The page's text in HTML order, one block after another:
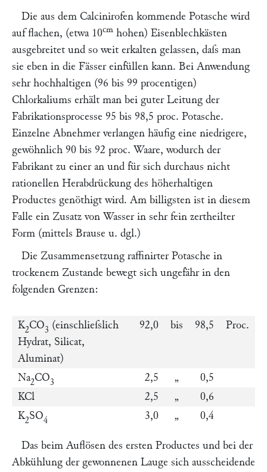
Die aus dem Calcinirofen kommende Potasche wird
auf flachen, (etwa 10cm hohen) Eisenblechkästen
ausgebreitet und so weit erkalten gelassen, daſs man
sie eben in die Fässer einfüllen kann. Bei Anwendung
sehr hochhaltigen (96 bis 99 procentigen)
Chlorkaliums erhält man bei guter Leitung der
Fabrikationsprocesse 95 bis 98,5 proc. Potasche.
Einzelne Abnehmer verlangen häufig eine niedrigere,
gewöhnlich 90 bis 92 proc. Waare, wodurch der
Fabrikant zu einer an und für sich durchaus nicht
rationellen Herabdrückung des höherhaltigen
Productes genöthigt wird. Am billigsten ist in diesem
Falle ein Zusatz von Wasser in sehr fein zertheilter
Form (mittels Brause u. dgl.)
Die Zusammensetzung raffinirter Potasche in
trockenem Zustande bewegt sich ungefähr in den
folgenden Grenzen:
K2CO3 (einschlieſslich
Hydrat, Silicat,
Aluminat)
92,0 bis 98,5 Proc.
Na2CO3 2,5 „
0,5
KCl
2,5 „
0,6
K2SO4 3,0 „ 0,4
Das beim Auflösen des ersten Productes und bei der
Abkühlung der gewonnenen Lauge sich ausscheidende